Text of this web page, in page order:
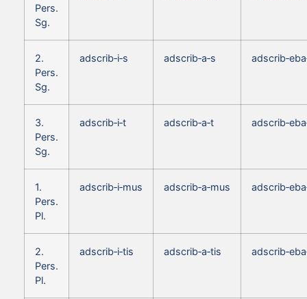
Pers.
Sg.
2.
Pers.
Sg.
adscrib‑i‑s adscrib‑a‑s
3.
Pers.
Sg.
adscrib‑i‑t adscrib‑a‑t
1.
Pers.
Pl.
adscrib‑i‑mus adscrib‑a‑mus
2.
Pers.
Pl.
adscrib‑i‑tis adscrib‑a‑tis